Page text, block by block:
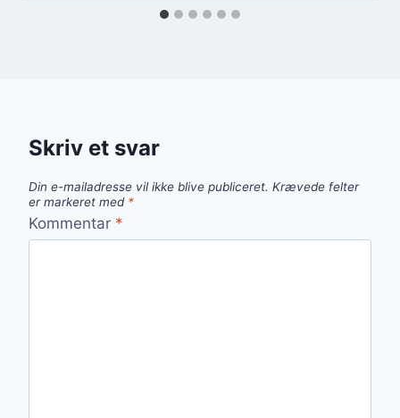
Skriv et svar
Din e-mailadresse vil ikke blive publiceret. Krævede felter
er markeret med *
Kommentar *